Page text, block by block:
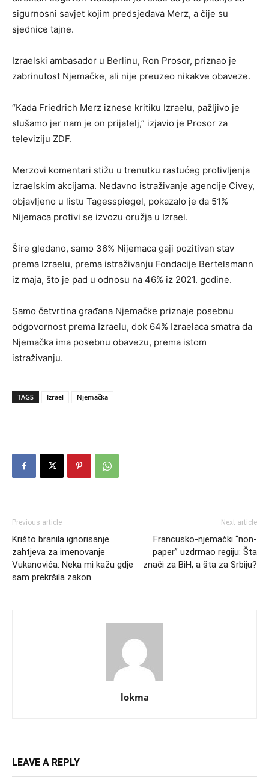
sigurnosni savjet kojim predsjedava Merz, a čije su
sjednice tajne.
Izraelski ambasador u Berlinu, Ron Prosor, priznao je
zabrinutost Njemačke, ali nije preuzeo nikakve obaveze.
“Kada Friedrich Merz iznese kritiku Izraelu, pažljivo je
slušamo jer nam je on prijatelj,” izjavio je Prosor za
televiziju ZDF.
Merzovi komentari stižu u trenutku rastućeg protivljenja
izraelskim akcijama. Nedavno istraživanje agencije Civey,
objavljeno u listu Tagesspiegel, pokazalo je da 51%
Nijemaca protivi se izvozu oružja u Izrael.
Šire gledano, samo 36% Nijemaca gaji pozitivan stav
prema Izraelu, prema istraživanju Fondacije Bertelsmann
iz maja, što je pad u odnosu na 46% iz 2021. godine.
Samo četvrtina građana Njemačke priznaje posebnu
odgovornost prema Izraelu, dok 64% Izraelaca smatra da
Njemačka ima posebnu obavezu, prema istom
istraživanju.
TAGS Izrael Njemačka
Previous article
Krišto branila ignorisanje
zahtjeva za imenovanje
Vukanovića: Neka mi kažu gdje
sam prekršila zakon
Next article
Francusko-njemački “non-
paper” uzdrmao regiju: Šta
znači za BiH, a šta za Srbiju?
lokma
LEAVE A REPLY